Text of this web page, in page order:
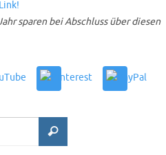
sparen bei Abschluss über diesen